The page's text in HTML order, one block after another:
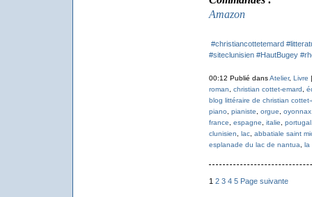
Amazon
#christiancottetemard
#siteclunisien #HautBugey
00:12 Publié dansAtelier, Livre
roman
christian cottet-emard
blog littéraire de christian
piano
pianiste orgue oyonnax
france
espagne italie portugal
clunisien
lac, abbatiale saint
esplanade du lac de nantua
la
1 2 3 4 5 Page suivante